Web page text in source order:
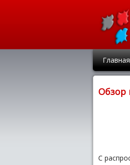
Главная
Обзор
С